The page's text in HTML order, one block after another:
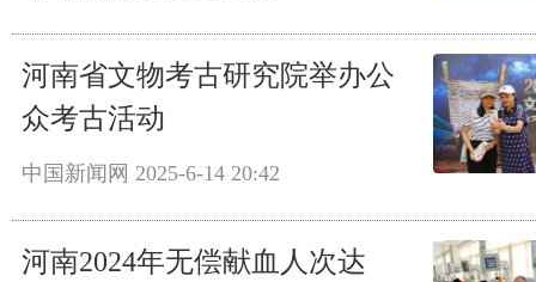
河南省文物考古研究院举办公
众考古活动
中国新闻网 2025-6-14 20:42
河南2024年无偿献血人次达